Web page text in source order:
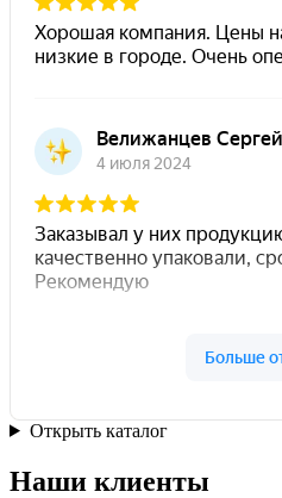
Открыть каталог
Наши клиенты